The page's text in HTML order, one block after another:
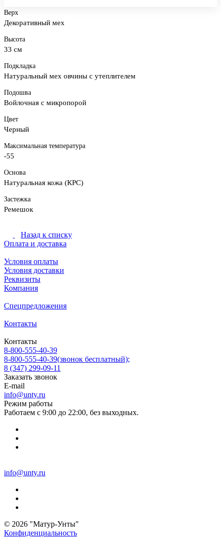
Верх
Декоративный мех
Высота
33 см
Подкладка
Натуральный мех овчины с утеплителем
Подошва
Войлочная с микропорой
Цвет
Черный
Максимальная температура
-55
Основа
Натуральная кожа (КРС)
Застежка
Ремешок
Назад к списку
Оплата и доставка
Условия оплаты
Условия доставки
Реквизиты
Компания
Спецпредложения
Контакты
Контакты
8-800-555-40-39
8-800-555-40-39(звонок бесплатный);
8 (347) 299-09-11
Заказать звонок
E-mail
info@unty.ru
Режим работы
Работаем с 9:00 до 22:00, без выходных.
info@unty.ru
© 2026 "Матур-Унты"
Конфиденциальность